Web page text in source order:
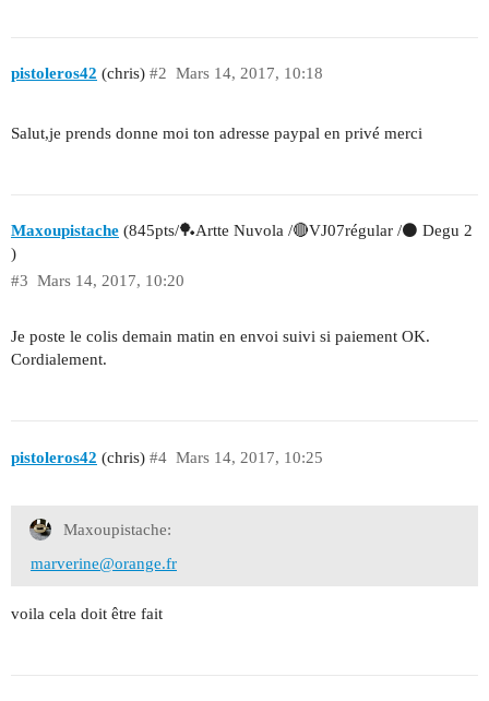
pistoleros42 (chris) Mars 14, 2017, 10:18
#2
Salut,je prends donne moi ton adresse paypal en privé merci
Maxoupistache (845pts/🏓Artte Nuvola /🔴VJ07régular /⚫ Degu 2
)
Mars 14, 2017, 10:20
#3
Je poste le colis demain matin en envoi suivi si paiement OK.
Cordialement.
pistoleros42 (chris) Mars 14, 2017, 10:25
#4
Maxoupistache:
marverine@orange.fr
voila cela doit être fait